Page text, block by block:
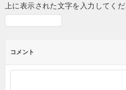
上に表示された文字を入力してくだ
コメント